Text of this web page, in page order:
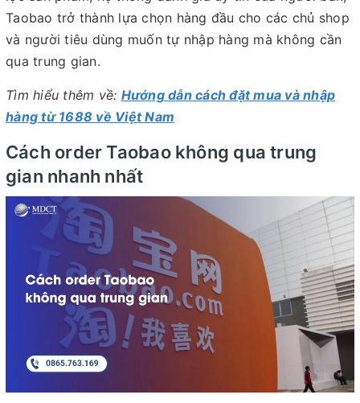
Taobao trở thành lựa chọn hàng đầu cho các chủ shop
và người tiêu dùng muốn tự nhập hàng mà không cần
qua trung gian.
Tìm hiểu thêm về: Hướng dẫn cách đặt mua và nhập
hàng từ 1688 về Việt Nam
Cách order Taobao không qua trung
gian nhanh nhất